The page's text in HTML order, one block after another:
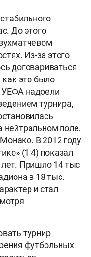
До этого
Из-за этого
договариваться
как это было
УЕФА надоели
турнира,
нейтральном поле.
В 2012 году
(1:4) показал
Пришло 14 тыс
в 18 тыс.
и стал
турнир
футбольных